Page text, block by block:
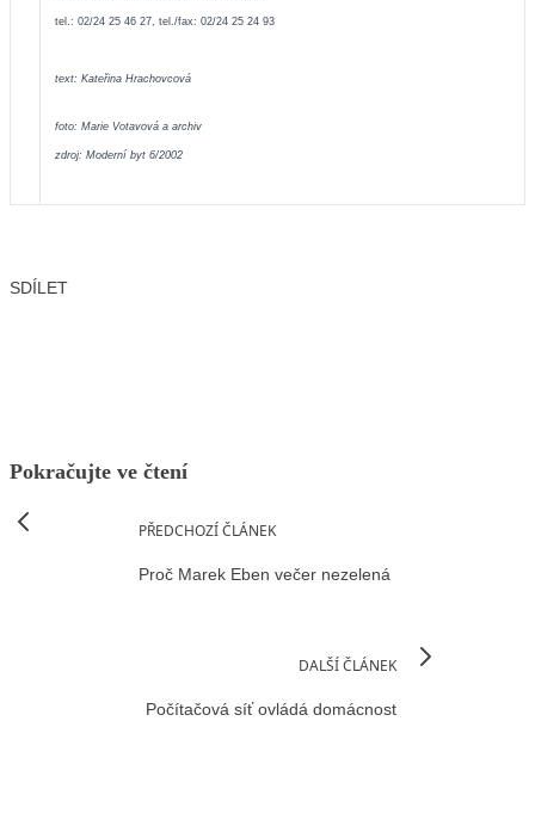
tel.: 02/24 25 46 27, tel./fax: 02/24 25 24 93
text: Kateřina Hrachovcová
foto: Marie Votavová a archiv
zdroj: Moderní byt 6/2002
SDÍLET
Pokračujte ve čtení
PŘEDCHOZÍ ČLÁNEK
Proč Marek Eben večer nezelená
DALŠÍ ČLÁNEK
Počítačová síť ovládá domácnost